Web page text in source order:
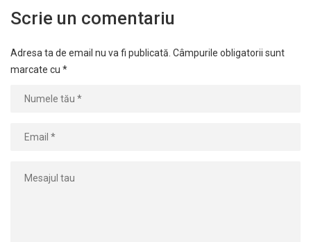
Scrie un comentariu
Adresa ta de email nu va fi publicată. Câmpurile obligatorii sunt
marcate cu *